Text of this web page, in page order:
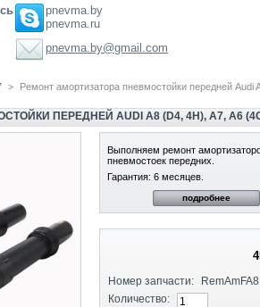
pnevma.by
pnevma.ru
pnevma.by@gmail.com
>
Ремонт амортизатора пневмостойки передней Audi
ПЕРЕДНЕЙ AUDI A8 (D4, 4H), A7, A6
Выполняем ремонт
пневмостоек передних.
Гарантия: 6 месяцев.
подробнее
Номер запчасти:
Количество: